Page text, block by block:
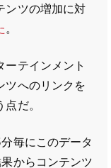
ンツの増加に対
。
ーテインメント
ツへのリンクを
だ。
毎にこのデータ
からコンテンツ